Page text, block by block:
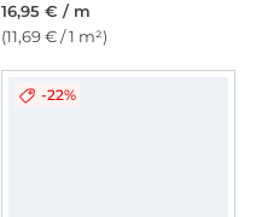
16,95 € / m
(11,69 € / 1 m²)
-22%